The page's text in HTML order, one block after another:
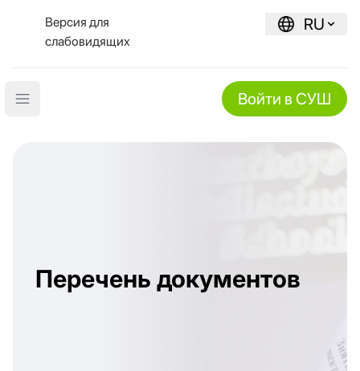
Версия для
слабовидящих
RU
Open main menu Войти в СУШ
Перечень документов